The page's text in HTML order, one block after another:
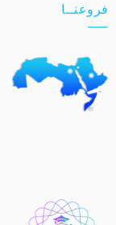
فروعنــا